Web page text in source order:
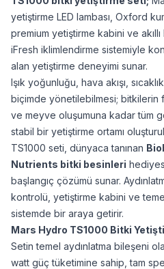
yetiştirme LED lambası, Oxford
premium yetiştirme kabini ve
iFresh iklimlendirme sistemiyle
alan yetiştirme deneyimi sunar.
Işık yoğunluğu, hava akışı,
biçimde yönetilebilmesi;
ve meyve oluşumuna kadar tüm
stabil bir yetiştirme ortamı
TS1000 seti, dünyaca tanınan
Nutrients bitki besinleri
başlangıç çözümü sunar.
kontrolü, yetiştirme kabini ve
sistemde bir araya getirir.
Mars Hydro TS1000 Bitki
Setin temel aydınlatma bileşeni
watt güç tüketimine sahip, tam